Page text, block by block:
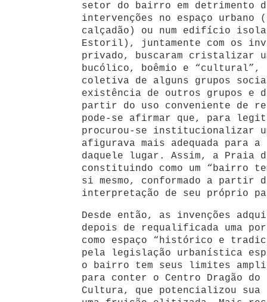
setor do bairro em detrimento
intervenções no espaço urbano
calçadão) ou num edifício
Estoril), juntamente com os
privado, buscaram cristalizar
bucólico, boêmio e “cultural”,
coletiva de alguns grupos
existência de outros grupos e
partir do uso conveniente de
pode-se afirmar que, para
procurou-se institucionalizar
afigurava mais adequada
daquele lugar. Assim, a Praia
constituindo como um “bairro
si mesmo, conformado a partir
interpretação de seu próprio
Desde então, as invenções
depois de requalificada uma
como espaço “histórico e
pela legislação urbanística
o bairro tem seus limites
para conter o Centro Dragão do
Cultura, que potencializou sua